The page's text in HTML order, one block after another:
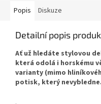
Popis Diskuze
Detailní popis
Ať už hledáte stylovou
která odolá i horskému
varianty (mimo
potisk, který nevybledne.